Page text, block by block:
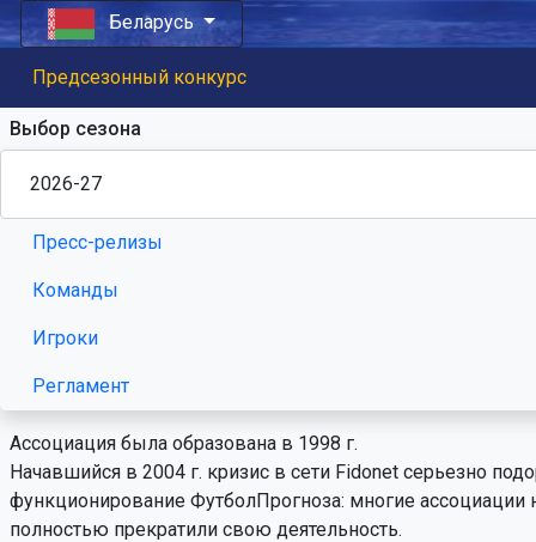
Беларусь
Предсезонный конкурс
Выбор сезона
Пресс-релизы
Команды
Игроки
Регламент
Ассоциация была образована в 1998 г.
Начавшийся в 2004 г. кризис в сети Fidonet серьезно
функционирование ФутболПрогноза: многие ассоциации
полностью прекратили свою деятельность.